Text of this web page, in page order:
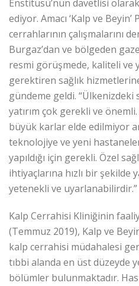
Enstitüsü’nün davetlisi
ediyor. Amacı ‘Kalp ve
cerrahlarının çalışmalarını
Burgaz’dan ve bölgeden
resmi görüşmede, kaliteli ve
gerektiren sağlık
gündeme geldi. “Ülkenizdeki
yatırım çok gerekli ve
büyük karlar elde edilmiyor
teknolojiye ve yeni
yapıldığı için gerekli. Özel
ihtiyaçlarına hızlı bir şekilde
yetenekli ve uyarlanabilirdir.”
Kalp Cerrahisi Kliniğinin
(Temmuz 2019), Kalp ve
kalp cerrahisi müdahalesi
tıbbi alanda en üst düzeyde
bölümler bulunmaktadır.